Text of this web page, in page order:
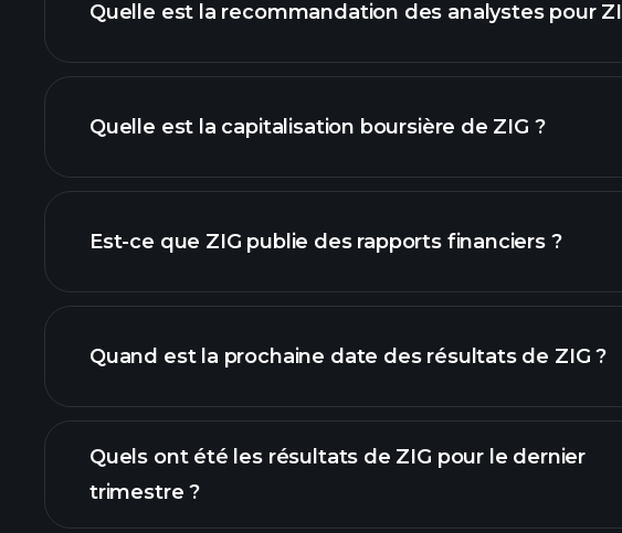
graphique de ZIG
Quelle est la recommandation des analystes pour
Quelle est la capitalisation boursière de ZIG ?
notre liste d'actions
Est-ce que ZIG publie des rapports financiers ?
finances de ZIG
Quand est la prochaine date des résultats de ZIG ?
résultats
Quels ont été les résultats de ZIG pour le dernier
trimestre ?